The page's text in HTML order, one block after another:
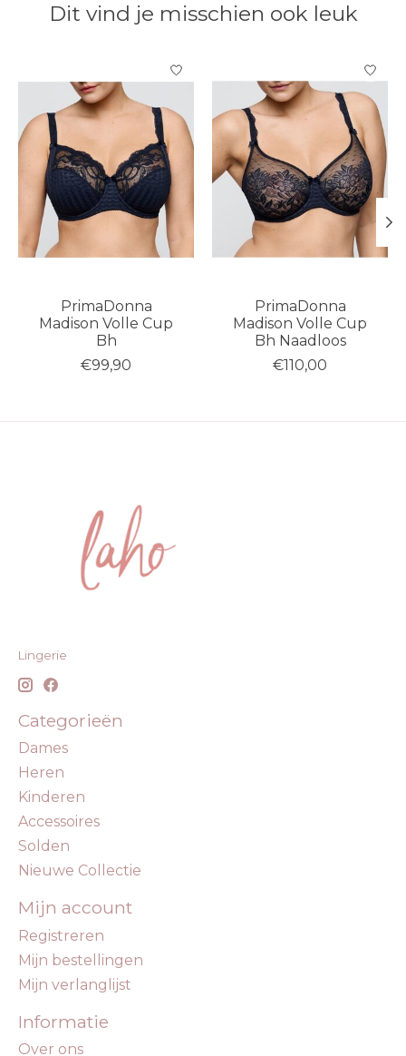
Dit vind je misschien ook leuk
Items van productcarrousel
PrimaDonna
Madison Volle Cup
Bh
€99,90
PrimaDonna
Madison Volle Cup
Bh Naadloos
€110,00
Lingerie
Categorieën
Dames
Heren
Kinderen
Accessoires
Solden
Nieuwe Collectie
Mijn account
Registreren
Mijn bestellingen
Mijn verlanglijst
Informatie
Over ons